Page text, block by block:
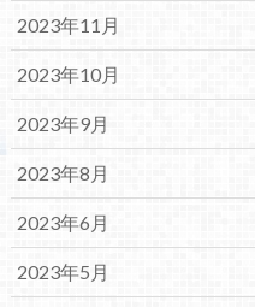
2023年11月
2023年10月
2023年9月
2023年8月
2023年6月
2023年5月